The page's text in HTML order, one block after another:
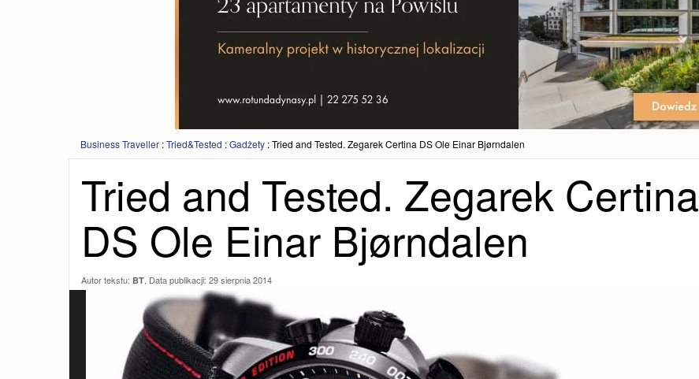
Business Traveller :Tried&Tested :Gadżety :Tried and Tested. Zegarek Certina DS Ole Einar Bjørndalen
Tried and Tested. Zegarek Certina
DS Ole Einar Bjørndalen
Autor tekstu: BT, Data publikacji: 29 sierpnia 2014